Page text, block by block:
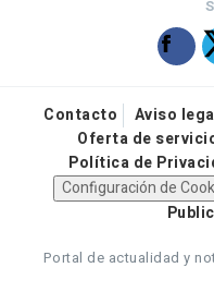
Contacto Aviso
Oferta de
Política de
Configuración de
Portal de actualidad y